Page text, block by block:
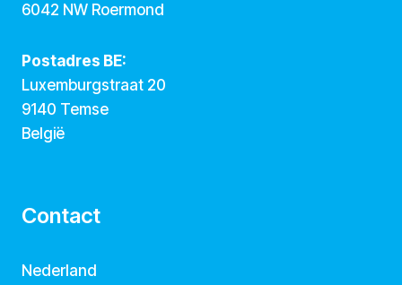
6042 NW Roermond
Postadres BE:
Luxemburgstraat 20
9140 Temse
België
Contact
Nederland